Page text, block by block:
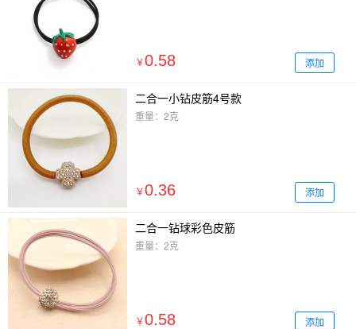
￥0.58 添加
二合一小钻皮筋4号款
重量：2克
￥0.36 添加
二合一钻球彩色皮筋
重量：2克
￥0.58 添加